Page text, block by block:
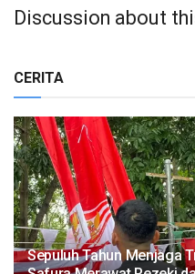
Discussion about
CERITA
Sepuluh Tahun Menjaga